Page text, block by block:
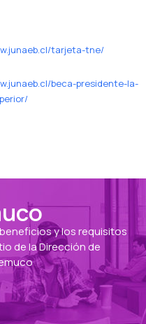
tarjeta-tne/
beca-presidente-la-
y los requisitos
de la Dirección de